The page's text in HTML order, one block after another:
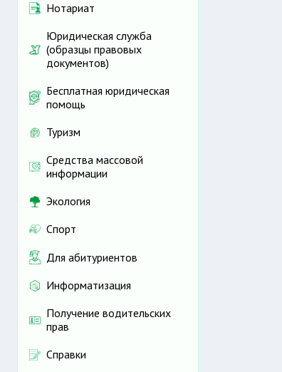
Нотариат
Юридическая служба
(образцы правовых
документов)
Бесплатная юридическая
помощь
Туризм
Средства массовой
информации
Экология
Спорт
Для абитуриентов
Информатизация
Получение водительских
прав
Справки